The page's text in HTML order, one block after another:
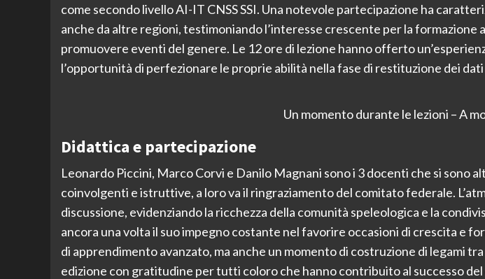
come secondo livello AI-IT CNSS SSI. Una notevole partecipazione ha
anche da altre regioni, testimoniando l’interesse crescente per la
promuovere eventi del genere. Le 12 ore di lezione hanno offerto
l’opportunità di perfezionare le proprie abilità nella fase di restituzione dei
Un momento durante le lezioni – A
Didattica e partecipazione
Leonardo Piccini, Marco Corvi e Danilo Magnani sono i 3 docenti che si sono
coinvolgenti e istruttive, a loro va il ringraziamento del comitato federale.
discussione, evidenziando la ricchezza della comunità speleologica e la
ancora una volta il suo impegno costante nel favorire occasioni di crescita e
di apprendimento avanzato, ma anche un momento di costruzione di legami
edizione con gratitudine per tutti coloro che hanno contribuito al successo del